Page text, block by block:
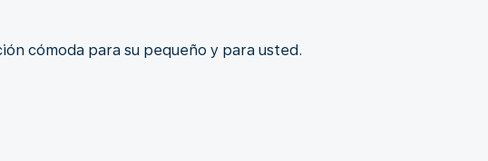
cómoda para su pequeño y para usted.